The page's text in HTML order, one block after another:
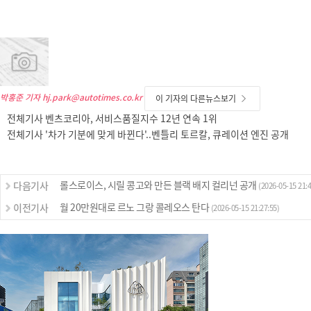
박홍준 기자 hj.park@autotimes.co.kr 이 기자의 다른뉴스보기
전체기사 벤츠코리아, 서비스품질지수 12년 연속 1위
전체기사 '차가 기분에 맞게 바뀐다'..벤틀리 토르칼, 큐레이션 엔진 공개
다음기사 롤스로이스, 시릴 콩고와 만든 블랙 배지 컬리넌 공개 (2026-05-15
이전기사 월 20만원대로 르노 그랑 콜레오스 탄다 (2026-05-15 21:27:55)